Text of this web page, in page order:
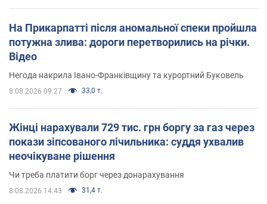
На Прикарпатті після аномальної спеки пройшла
потужна злива: дороги перетворились на річки.
Відео
Негода накрила Івано-Франківщину та курортний Буковель
8.08.2026 09:27 33,0 т.
Жінці нарахували 729 тис. грн боргу за газ через
покази зіпсованого лічильника: суддя ухвалив
неочікуване рішення
Чи треба платити борг через донарахування
8.08.2026 14:43 31,4 т.